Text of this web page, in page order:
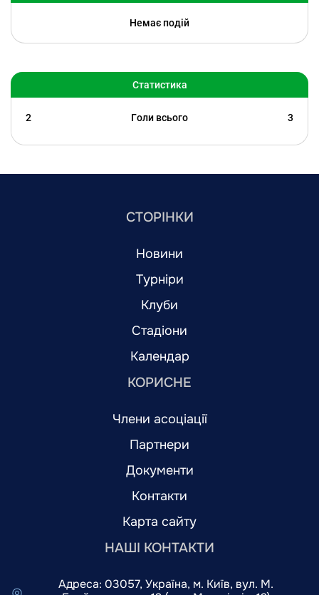
Немає подій
Статистика
2 Голи всього 3
СТОРІНКИ
Новини
Турніри
Клуби
Стадіони
Календар
КОРИСНЕ
Члени асоціації
Партнери
Документи
Контакти
Карта сайту
НАШІ КОНТАКТИ
Адреса: 03057, Україна, м. Київ, вул. М.